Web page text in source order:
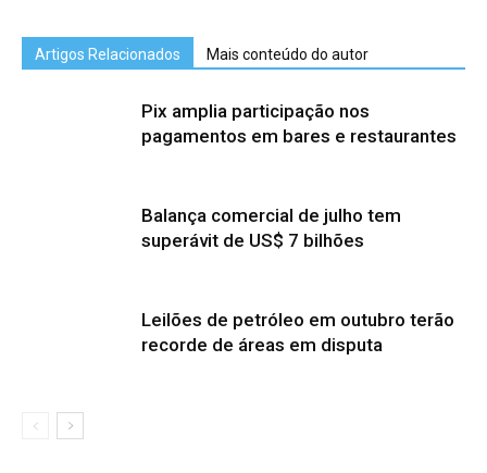
Artigos Relacionados Mais conteúdo do autor
Pix amplia participação nos
pagamentos em bares e restaurantes
Balança comercial de julho tem
superávit de US$ 7 bilhões
Leilões de petróleo em outubro terão
recorde de áreas em disputa